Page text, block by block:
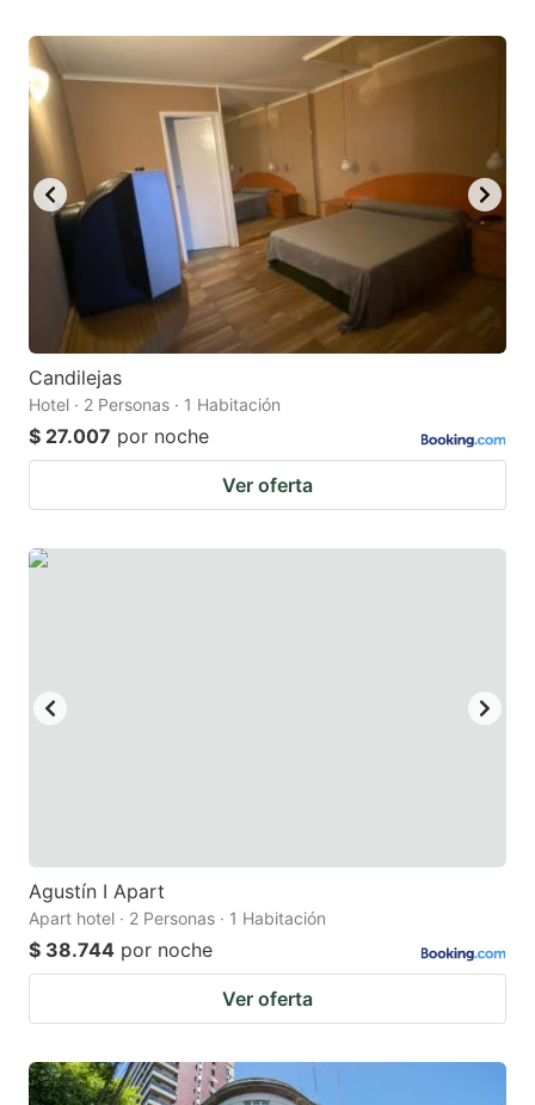
Candilejas
Hotel · 2 Personas · 1 Habitación
$ 27.007 por noche
Ver oferta
Agustín I Apart
Apart hotel · 2 Personas · 1 Habitación
$ 38.744 por noche
Ver oferta